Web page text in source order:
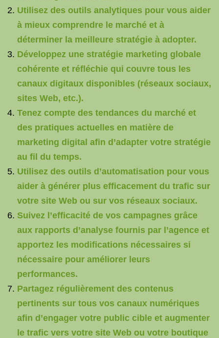
Utilisez des outils analytiques pour vous aider
à mieux comprendre le marché et à
déterminer la meilleure stratégie à adopter.
Développez une stratégie marketing globale
cohérente et réfléchie qui couvre tous les
canaux digitaux disponibles (réseaux sociaux,
sites Web, etc.).
Tenez compte des tendances du marché et
des pratiques actuelles en matière de
marketing digital afin d’adapter votre stratégie
au fil du temps.
Utilisez des outils d’automatisation pour vous
aider à générer plus efficacement du trafic sur
votre site Web ou sur vos réseaux sociaux.
Suivez l’efficacité de vos campagnes grâce
aux rapports d’analyse fournis par l’agence et
apportez les modifications nécessaires si
nécessaire pour améliorer leurs
performances.
Partagez régulièrement des contenus
pertinents sur tous vos canaux numériques
afin d’engager votre public cible et augmenter
le trafic vers votre site Web ou votre boutique